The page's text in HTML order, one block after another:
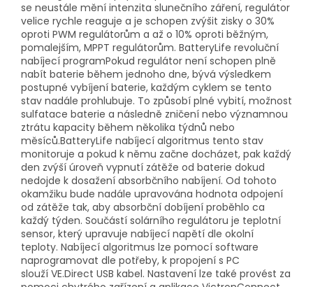
se neustále mění intenzita slunečního záření, regulátor
velice rychle reaguje a je schopen zvýšit zisky o 30%
oproti PWM regulátorům a až o 10% oproti běžným,
pomalejším, MPPT regulátorům. BatteryLife revoluční
nabíjecí programPokud regulátor není schopen plně
nabít baterie během jednoho dne, bývá výsledkem
postupné vybíjení baterie, každým cyklem se tento
stav nadále prohlubuje. To způsobí plné vybití, možnost
sulfatace baterie a následně zničení nebo významnou
ztrátu kapacity během několika týdnů nebo
měsíců.BatteryLife nabíjecí algoritmus tento stav
monitoruje a pokud k němu začne docházet, pak každý
den zvýší úroveň vypnutí zátěže od baterie dokud
nedojde k dosažení absorbčního nabíjení. Od tohoto
okamžiku bude nadále upravována hodnota odpojení
od zátěže tak, aby absorbční dobíjení proběhlo ca
každý týden. Součástí solárního regulátoru je teplotní
sensor, který upravuje nabíjecí napětí dle okolní
teploty. Nabíjecí algoritmus lze pomocí software
naprogramovat dle potřeby, k propojení s PC
slouží VE.Direct USB kabel. Nastavení lze také provést za